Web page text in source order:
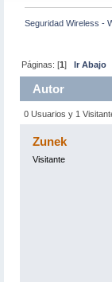
Seguridad Wireless -
Páginas: [1]Ir Abajo
Autor
0 Usuarios y 1
Zunek
Visitante